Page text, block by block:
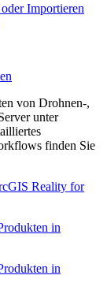
Importieren
von Drohnen-,
unter
finden Sie
Reality for
in
in